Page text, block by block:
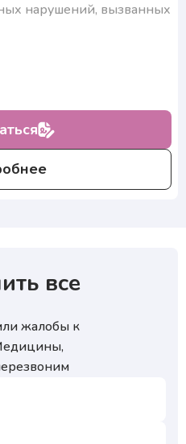
нарушений, вызванных
все
жалобы к
что согласен
данных и
ответа, а также
данных и
к исследованиям